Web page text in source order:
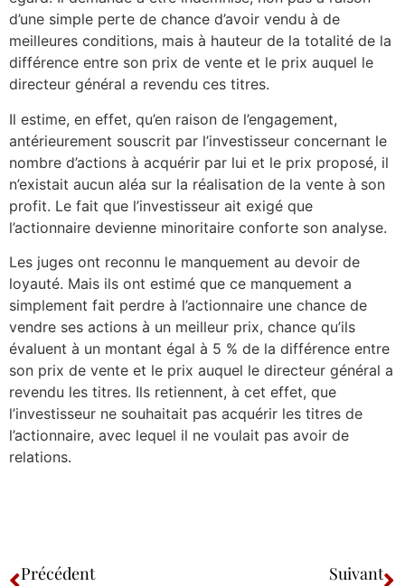
d’une simple perte de chance d’avoir vendu à de
meilleures conditions, mais à hauteur de la totalité de la
différence entre son prix de vente et le prix auquel le
directeur général a revendu ces titres.
Il estime, en effet, qu’en raison de l’engagement,
antérieurement souscrit par l’investisseur concernant le
nombre d’actions à acquérir par lui et le prix proposé, il
n’existait aucun aléa sur la réalisation de la vente à son
profit. Le fait que l’investisseur ait exigé que
l’actionnaire devienne minoritaire conforte son analyse.
Les juges ont reconnu le manquement au devoir de
loyauté. Mais ils ont estimé que ce manquement a
simplement fait perdre à l’actionnaire une chance de
vendre ses actions à un meilleur prix, chance qu’ils
évaluent à un montant égal à 5 % de la différence entre
son prix de vente et le prix auquel le directeur général a
revendu les titres. Ils retiennent, à cet effet, que
l’investisseur ne souhaitait pas acquérir les titres de
l’actionnaire, avec lequel il ne voulait pas avoir de
relations.
Précédent Suivant